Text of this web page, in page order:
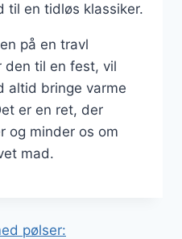
en tidløs klassiker.
på en travl
den til en fest, vil
bringe varme
er en ret, der
og minder os om
mad.
pølser: